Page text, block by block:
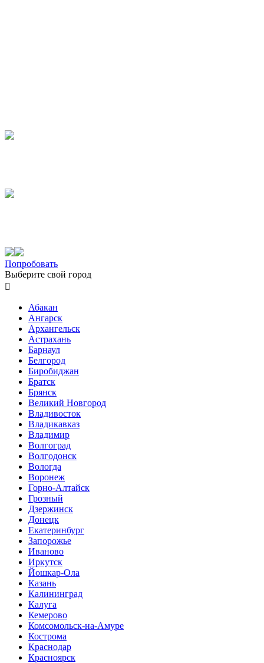
Попробовать
Выберите свой город

Абакан
Ангарск
Архангельск
Астрахань
Барнаул
Белгород
Биробиджан
Братск
Брянск
Великий Новгород
Владивосток
Владикавказ
Владимир
Волгоград
Волгодонск
Вологда
Воронеж
Горно-Алтайск
Грозный
Дзержинск
Донецк
Екатеринбург
Запорожье
Иваново
Иркутск
Йошкар-Ола
Казань
Калининград
Калуга
Кемерово
Комсомольск-на-Амуре
Кострома
Краснодар
Красноярск